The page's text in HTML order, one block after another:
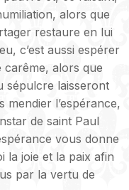
alors que
restaure en lui
c’est aussi espérer
carême, alors que
sépulcre laisseront
mendier l’espérance,
de saint Paul
vous donne
la joie et la paix afin
par la vertu de